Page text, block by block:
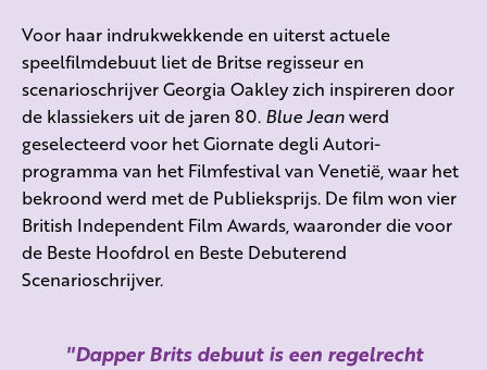
Voor haar indrukwekkende en uiterst actuele
speelfilmdebuut liet de Britse regisseur en
scenarioschrijver Georgia Oakley zich inspireren door
de klassiekers uit de jaren 80. Blue Jeanwerd
geselecteerd voor het Giornate degli Autori-
programma van het Filmfestival van Venetië, waar het
bekroond werd met de Publieksprijs. De film won vier
British Independent Film Awards, waaronder die voor
de Beste Hoofdrol en Beste Debuterend
Scenarioschrijver.
Dapper Brits debuut is een regelrecht